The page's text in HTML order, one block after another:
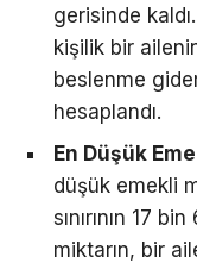
gerisinde
kişilik bir
beslenme
hesaplandı.
En Düşük
düşük emekli
sınırının 17
miktarın, bir